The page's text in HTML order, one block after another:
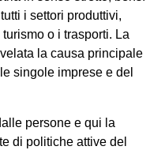
i settori produttivi,
o i trasporti. La
la causa principale
singole imprese e del
persone e qui la
di politiche attive del